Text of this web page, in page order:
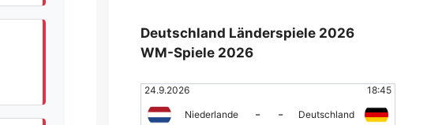
Deutschland Länderspiele 2026
WM-Spiele 2026
24.9.2026 18:45
Niederlande - -
Deutschland